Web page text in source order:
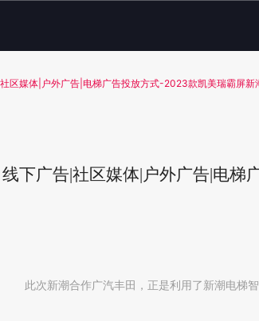
区媒体|户外广告|电梯广告投放方式-2023款凯美瑞霸屏新
线下广告|社区媒体|户外广告|电梯
此次新潮合作广汽丰田，正是利用了新潮电梯